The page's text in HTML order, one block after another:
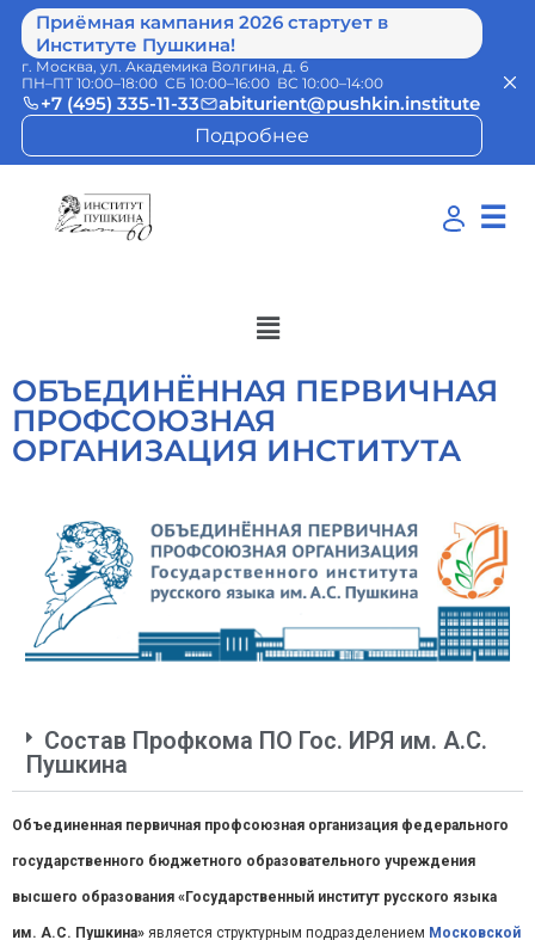
Приёмная кампания 2026 стартует в
Институте Пушкина!
г. Москва, ул. Академика Волгина, д. 6
ПН–ПТ 10:00–18:00 СБ 10:00–16:00 ВС 10:00–14:00
+7 (495) 335-11-33
abiturient@pushkin.institute
Подробнее
☰
ОБЪЕДИНЁННАЯ ПЕРВИЧНАЯ
ПРОФСОЮЗНАЯ
ОРГАНИЗАЦИЯ ИНСТИТУТА
Состав Профкома ПО Гос. ИРЯ им. А.С.
Пушкина
Объединенная первичная профсоюзная организация федерального
государственного бюджетного образовательного учреждения
высшего образования «Государственный институт русского языка
им. А.С. Пушкина» является структурным подразделением Московской